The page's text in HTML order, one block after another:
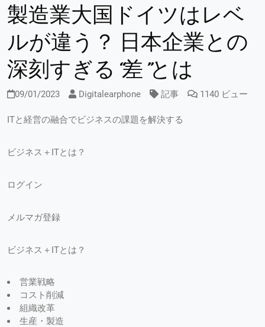
製造業大国ドイツはレベ
ルが違う？ 日本企業との
深刻すぎる“差”とは
09/01/2023 Digitalearphone 記事 1140 ビュー
ITと経営の融合でビジネスの課題を解決する
ビジネス＋ITとは？
ログイン
メルマガ登録
ビジネス＋ITとは？
営業戦略
コスト削減
組織改革
生産・製造